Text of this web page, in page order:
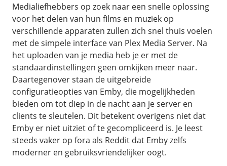
Medialiefhebbers op zoek naar een snelle oplossing
voor het delen van hun films en muziek op
verschillende apparaten zullen zich snel thuis voelen
met de simpele interface van Plex Media Server. Na
het uploaden van je media heb je er met de
standaardinstellingen geen omkijken meer naar.
Daartegenover staan de uitgebreide
configuratieopties van Emby, die mogelijkheden
bieden om tot diep in de nacht aan je server en
clients te sleutelen. Dit betekent overigens niet dat
Emby er niet uitziet of te gecompliceerd is. Je leest
steeds vaker op fora als Reddit dat Emby zelfs
moderner en gebruiksvriendelijker oogt.